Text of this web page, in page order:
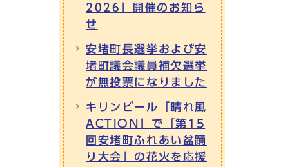
2026」開催のお知ら
せ
安堵町長選挙および安
堵町議会議員補欠選挙
が無投票になりました
キリンビール「晴れ風
ACTION」で「第15
回安堵町ふれあい盆踊
り大会」の花火を応援